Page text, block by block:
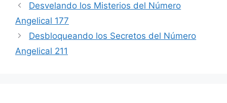
Desvelando los Misterios del Número
Angelical 177
Desbloqueando los Secretos del Número
Angelical 211